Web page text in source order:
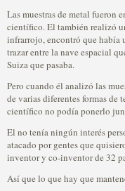
Las muestras de metal fueron
científico. El también realizó
infrarrojo, encontró que había
trazar entre la nave espacial
Suiza que pasaba.
Pero cuando él analizó las
de varias diferentes formas de
científico no podía ponerlo
El no tenía ningún interés
atacado por gentes que
inventor y co-inventor de 32
Así que lo que hay que